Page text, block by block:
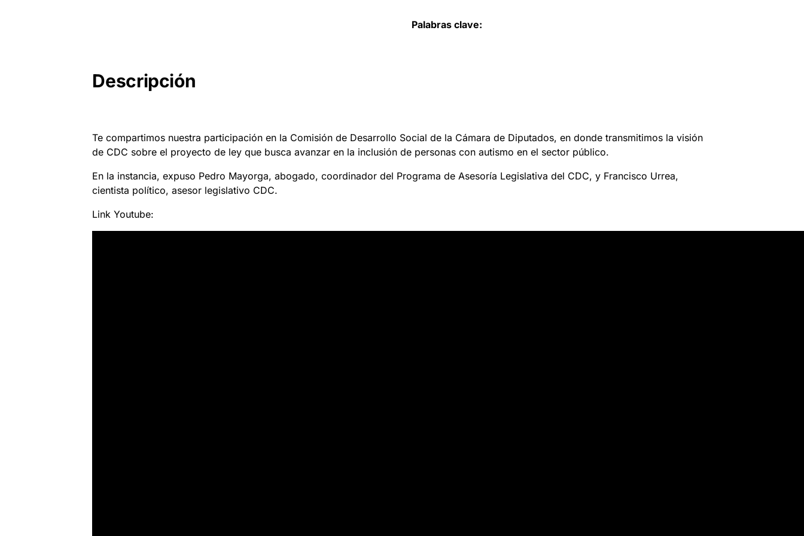
Palabras clave:
Descripción
Te compartimos nuestra participación en la Comisión de Desarrollo Social de la Cámara de Diputados, en donde transmitimos la visión
de CDC sobre el proyecto de ley que busca avanzar en la inclusión de personas con autismo en el sector público.
En la instancia, expuso Pedro Mayorga, abogado, coordinador del Programa de Asesoría Legislativa del CDC, y Francisco Urrea,
cientista político, asesor legislativo CDC.
Link Youtube: